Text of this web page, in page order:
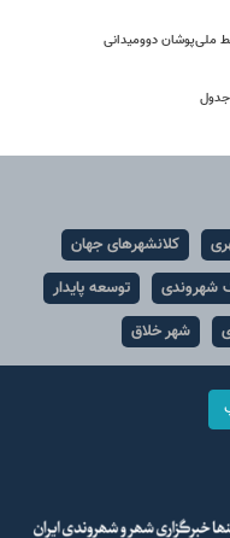
کلانشهرهای جهان
شهروندی
توسعه پایدار
شهر خلاق